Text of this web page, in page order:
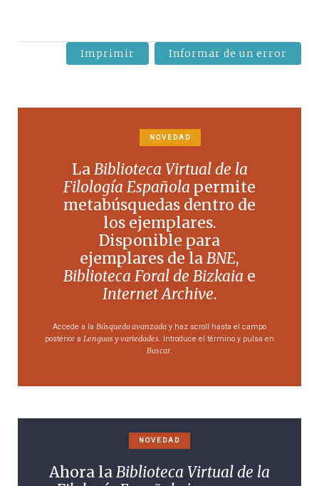
Imprimir Informar de un error
NOVEDAD
LaBiblioteca Virtual de la
Filología Española permite
metabúsquedas dentro de
los ejemplares.
Disponible para
ejemplares de laBNE,
Biblioteca Foral de Bizkaia e
Internet Archive.
Accede a la Búsqueda avanzada y haz scroll hasta el campo
posterior a Lenguas y variedades . Introduce el término y pulsa en
Buscar.
NOVEDAD
Ahora laBiblioteca Virtual de la